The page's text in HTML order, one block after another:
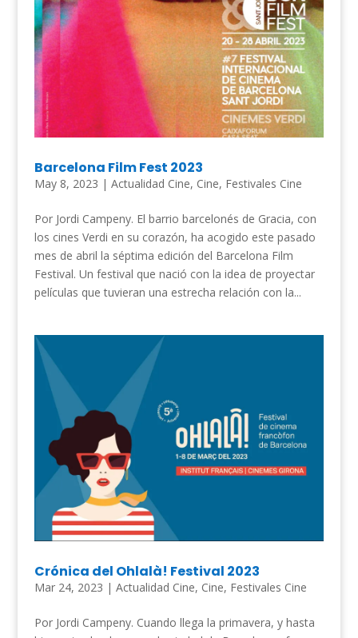
Barcelona Film Fest 2023
May 8, 2023 | Actualidad Cine, Cine, Festivales Cine
Por Jordi Campeny. El barrio barcelonés de Gracia, con
los cines Verdi en su corazón, ha acogido este pasado
mes de abril la séptima edición del Barcelona Film
Festival. Un festival que nació con la idea de proyectar
películas que tuvieran una estrecha relación con la...
Crónica del Ohlalà! Festival 2023
Mar 24, 2023 | Actualidad Cine, Cine, Festivales Cine
Por Jordi Campeny. Cuando llega la primavera, y hasta